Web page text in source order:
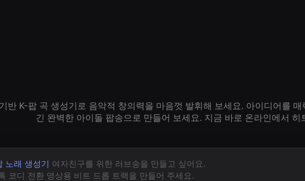
반 K-팝 곡 생성기로 음악적 창의력을 마음껏 발휘해 보세요. 아이디어를
긴 완벽한 아이돌 팝송으로 만들어 보세요. 지금 바로 온라인에서 히
노래 생성기